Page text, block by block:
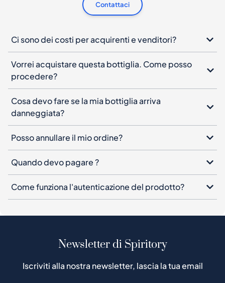
Contattaci
Ci sono dei costi per acquirenti e venditori?
Vorrei acquistare questa bottiglia. Come posso
procedere?
Cosa devo fare se la mia bottiglia arriva
danneggiata?
Posso annullare il mio ordine?
Quando devo pagare ?
Come funziona l'autenticazione del prodotto?
Newsletter di Spiritory
Iscriviti alla nostra newsletter, lascia la tua email